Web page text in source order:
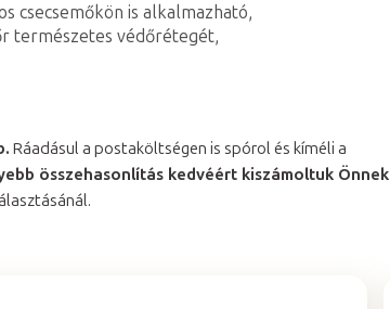
csecsemőkön is alkalmazható,
természetes védőrétegét,
Ráadásul a postaköltségen is spórol és kíméli a
összehasonlítás kedvéért kiszámoltuk Önnek